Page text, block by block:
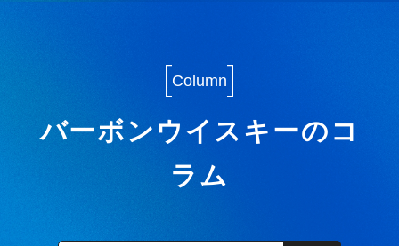
Column
バーボンウイスキーのコ
ラム